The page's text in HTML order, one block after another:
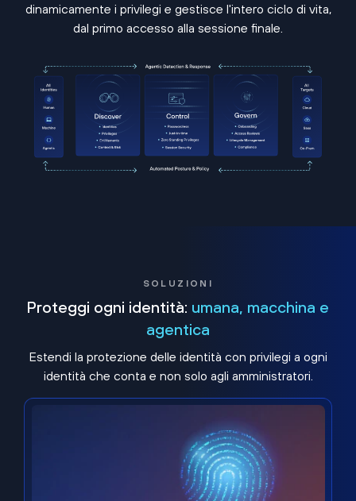
dinamicamente i privilegi e gestisce l'intero ciclo di vita,
dal primo accesso alla sessione finale.
SOLUZIONI
Proteggi ogni identità: umana, macchina e
agentica
Estendi la protezione delle identità con privilegi a ogni
identità che conta e non solo agli amministratori.